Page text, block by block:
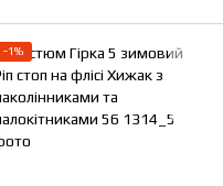
−1%